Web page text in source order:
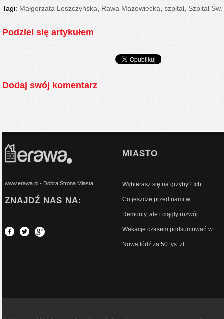
Tagi: Małgorzata Leszczyńska Rawa Mazowiecka szpital Szpital
Podziel się artykułem
Dodaj swój komentarz
www.erawa.pl - Dobra Strona Miasta
ZNAJDŹ NAS NA:
MIASTO
Wybierasz się na grzyby? Ich...
Co jeszcze przed nami w...
Remonty, ale i ciągły rozwój...
Wakacje czasem podsumowań w...
Nowa łódź za 50 tys. zł...